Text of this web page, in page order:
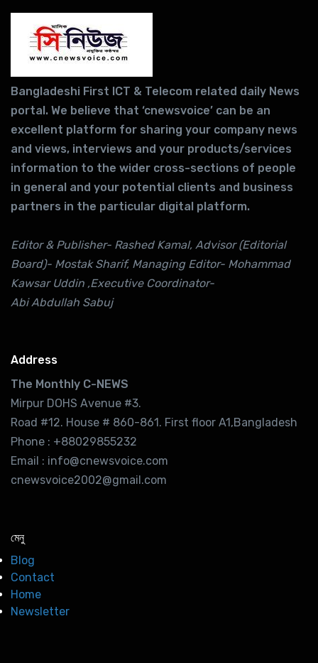
Bangladeshi First ICT & Telecom related daily News
portal. We believe that ‘cnewsvoice’ can be an
excellent platform for sharing your company news
and views, interviews and your products/services
information to the wider cross-sections of people
in general and your potential clients and business
partners in the particular digital platform.
Editor & Publisher- Rashed Kamal, Advisor (Editorial
Board)- Mostak Sharif, Managing Editor- Mohammad
Kawsar Uddin ,Executive Coordinator-
Abi Abdullah Sabuj
Address
The Monthly C-NEWS
Mirpur DOHS Avenue #3.
Road #12. House # 860-861. First floor A1,Bangladesh
Phone : +88029855232
Email : info@cnewsvoice.com
cnewsvoice2002@gmail.com
মেনু
Blog
Contact
Home
Newsletter